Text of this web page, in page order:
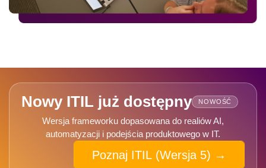
Nowy ITIL już dostępny NOWOŚĆ
Wersja frameworku dopasowana do realiów AI,
automatyzacji i podejścia produktowego w IT.
Poznaj ITIL (Wersja 5) →